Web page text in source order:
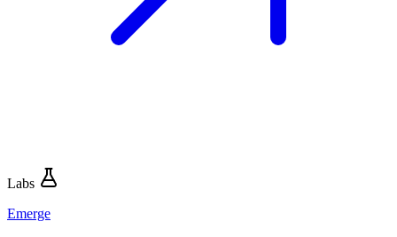
Labs
Emerge